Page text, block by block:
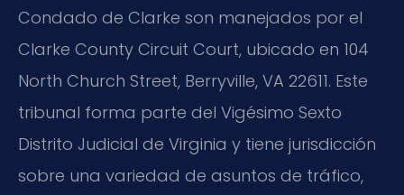
Condado de Clarke son manejados por el
Clarke County Circuit Court, ubicado en 104
North Church Street, Berryville, VA 22611. Este
tribunal forma parte del Vigésimo Sexto
Distrito Judicial de Virginia y tiene jurisdicción
sobre una variedad de asuntos de tráfico,